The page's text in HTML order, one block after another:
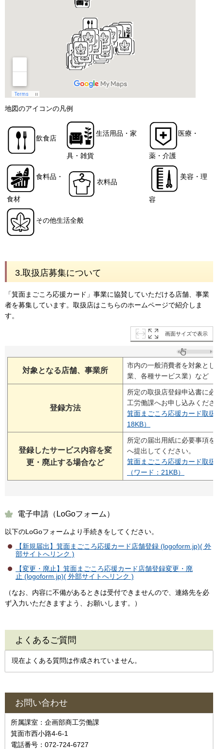
地図のアイコンの凡例
飲食店
生活用品・家
具・雑貨
医療・
薬・介護
食料品・
食材
衣料品
美容・理
容
その他生活全般
3.取扱店募集について
「箕面まごころ応援カード」事業に協賛していただける店舗、事業
者を募集しています。取扱店はこちらのホームページで紹介しま
す。
画面サイズで表示
対象となる店舗、事業所
市内の一般消費者を対象と
業、各種サービス業）など
登録方法
所定の取扱店登録申込書に
工労働課へお申し込みくださ
箕面まごころ応援カード取
18KB）
登録したサービス内容を変
更・廃止する場合など
所定の届出用紙に必要事項
へ提出してください。
箕面まごころ応援カード取
（ワード：21KB）
電子申請（LoGoフォーム）
以下のLoGoフォームより手続きをしてください。
【新規届出】箕面まごころ応援カード店舗登録 (logoform.jp)( 外
部サイトへリンク )
【変更・廃止】箕面まごころ応援カード店舗登録変更・廃
止 (logoform.jp)( 外部サイトへリンク )
（なお、内容に不備があるときは受付できませんので、連絡先を必
ず入力いただきますよう、お願いします。）
よくあるご質問
現在よくある質問は作成されていません。
お問い合わせ
所属課室：企画部商工労働課
箕面市西小路4-6-1
電話番号：072-724-6727